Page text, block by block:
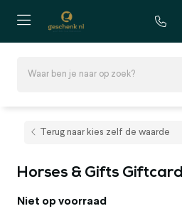
Terug naar kies zelf de waarde
Horses & Gifts Giftcard
Niet op voorraad